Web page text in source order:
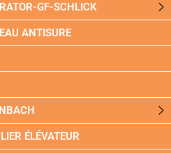
GF-SCHLICK
ANTISURE
ÉLÉVATEUR